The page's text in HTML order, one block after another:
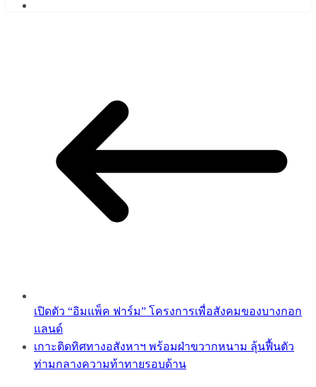
เปิดตัว “อิมแพ็ค ฟาร์ม” โครงการเพื่อสังคมของบางกอก
แลนด์
เกาะติดทิศทางอสังหาฯ พร้อมฝ่าขวากหนาม ลุ้นฟื้นตัว
ท่ามกลางความท้าทายรอบด้าน